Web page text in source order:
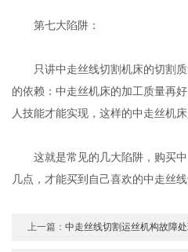
第七大陷阱：
只讲中走丝线切割机床的切割质
的依赖：中走丝机床的加工质量再
人技能才能实现，这样的中走丝机床
这就是常见的几大陷阱，购买中
几点，才能买到自己喜欢的中走丝线
上一篇：中走丝线切割运丝机构故障